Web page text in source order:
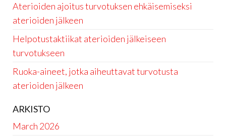
Aterioiden ajoitus turvotuksen ehkäisemiseksi
aterioiden jälkeen
Helpotustaktiikat aterioiden jälkeiseen
turvotukseen
Ruoka-aineet, jotka aiheuttavat turvotusta
aterioiden jälkeen
ARKISTO
March 2026